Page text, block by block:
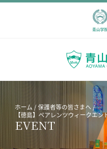
青山学
ホーム
保護者等の皆さまへ
【徳島】ペアレンツウィークエン
EVENT